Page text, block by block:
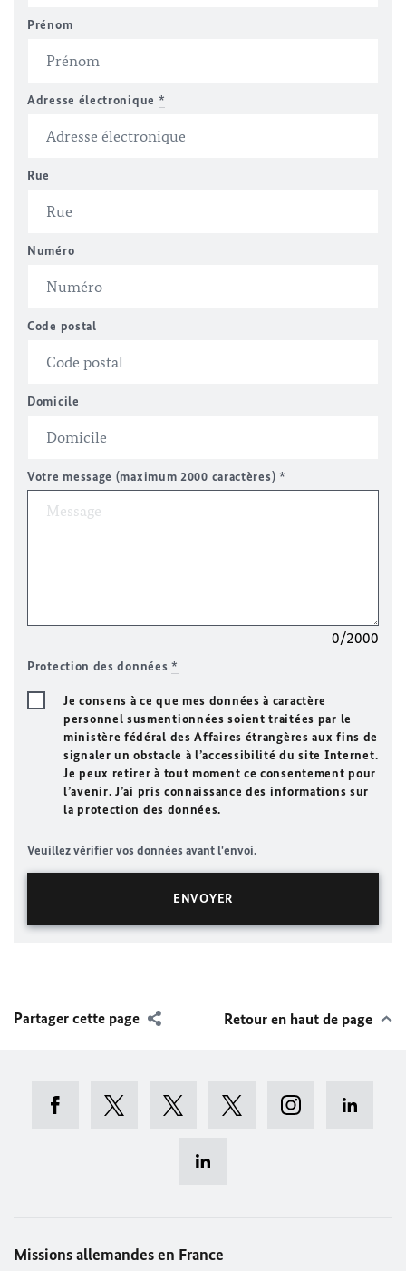
Prénom
Adresse électronique *
Rue
Numéro
Code postal
Domicile
Votre message (maximum 2000 caractères) *
0/2000
Protection des données*
Je consens à ce que mes données à caractère
personnel susmentionnées soient traitées par le
ministère fédéral des Affaires étrangères aux fins de
signaler un obstacle à l’accessibilité du site Internet.
Je peux retirer à tout moment ce consentement pour
l’avenir. J’ai pris connaissance des informations sur
la protection des données.
Veuillez vérifier vos données avant l'envoi.
Partager cette page Retour en haut de page
Missions allemandes en France